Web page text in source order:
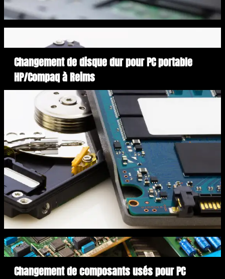
Changement de disque dur pour PC portable
HP/Compaq à Reims
Changement de composants usés pour PC